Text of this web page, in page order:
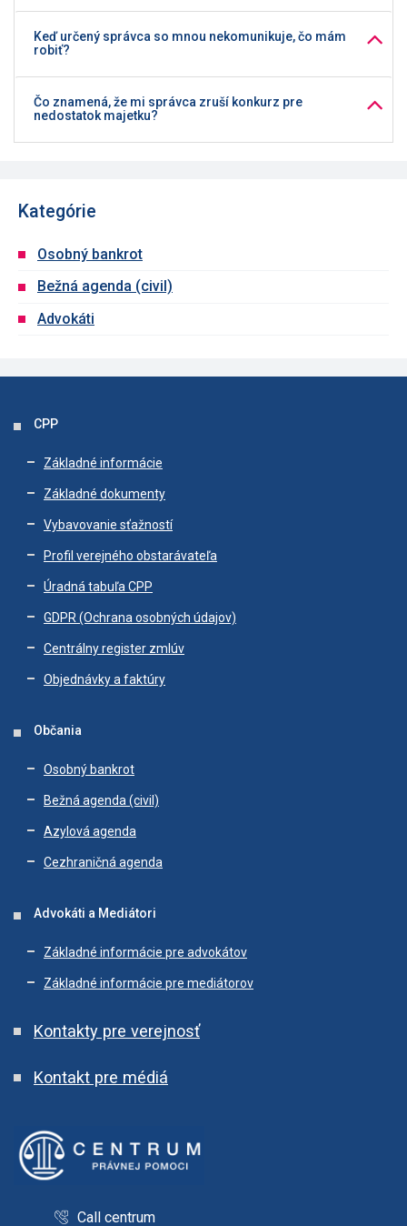
Keď určený správca so mnou nekomunikuje, čo mám
robiť?
Čo znamená, že mi správca zruší konkurz pre
nedostatok majetku?
Kategórie
Osobný bankrot
Bežná agenda (civil)
Advokáti
CPP
Základné informácie
Základné dokumenty
Vybavovanie sťažností
Profil verejného obstarávateľa
Úradná tabuľa CPP
GDPR (Ochrana osobných údajov)
Centrálny register zmlúv
Objednávky a faktúry
Občania
Osobný bankrot
Bežná agenda (civil)
Azylová agenda
Cezhraničná agenda
Advokáti a Mediátori
Základné informácie pre advokátov
Základné informácie pre mediátorov
Kontakty pre verejnosť
Kontakt pre médiá
Call centrum